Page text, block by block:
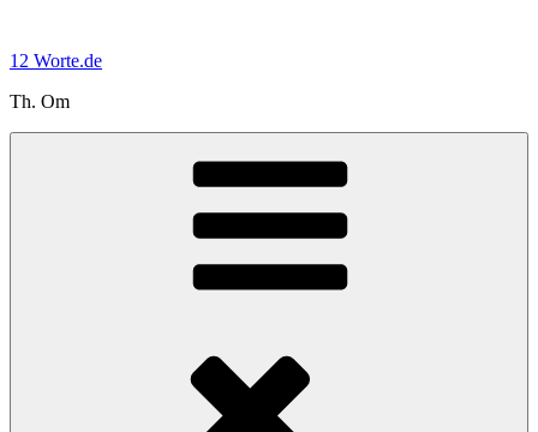
springen
12 Worte.de
Th. Om